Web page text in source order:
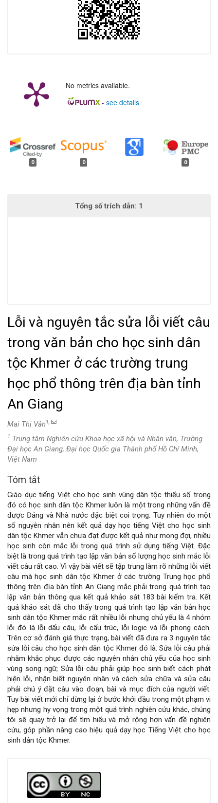
No metrics available.
- see details
0 0 0
Lỗi và nguyên tắc sửa lỗi viết câu
trong văn bản cho học sinh dân
tộc Khmer ở các trường trung
học phổ thông trên địa bàn tỉnh
An Giang
Mai Thị Vân1,
1 Trung tâm Nghiên cứu Khoa học xã hội và Nhân văn, Trường
Đại học An Giang, Đại học Quốc gia Thành phố Hồ Chí Minh,
Việt Nam
Nội
dung
chính
của
bài
viết
Tóm tắt
Giáo dục tiếng Việt cho học sinh vùng dân tộc thiểu số trong
đó có học sinh dân tộc Khmer luôn là một trong những vấn đề
được Đảng và Nhà nước đặc biệt coi trọng. Tuy nhiên do một
số nguyên nhân nên kết quả dạy học tiếng Việt cho học sinh
dân tộc Khmer vẫn chưa đạt được kết quả như mong đợi, nhiều
học sinh còn mắc lỗi trong quá trình sử dụng tiếng Việt. Đặc
biệt là trong quá trình tạo lập văn bản số lượng học sinh mắc lỗi
viết câu rất cao. Vì vậy bài viết sẽ tập trung làm rõ những lỗi viết
câu mà học sinh dân tộc Khmer ở các trường Trung học phổ
thông trên địa bàn tỉnh An Giang mắc phải trong quá trình tạo
lập văn bản thông qua kết quả khảo sát 183 bài kiểm tra. Kết
quả khảo sát đã cho thấy trong quá trình tạo lập văn bản học
sinh dân tộc Khmer mắc rất nhiều lỗi nhưng chủ yếu là 4 nhóm
lỗi đó là lỗi dấu câu, lỗi cấu trúc, lỗi logic và lỗi phong cách.
Trên cơ sở đánh giá thực trạng, bài viết đã đưa ra 3 nguyên tắc
sửa lỗi câu cho học sinh dân tộc Khmer đó là: Sửa lỗi câu phải
nhằm khắc phục được các nguyên nhân chủ yếu của học sinh
vùng song ngữ; Sửa lỗi câu phải giúp học sinh biết cách phát
hiện lỗi, nhận biết nguyên nhân và cách sửa chữa và sửa câu
phải chú ý đặt câu vào đoạn, bài và mục đích của người viết.
Tuy bài viết mới chỉ dừng lại ở bước khởi đầu trong một phạm vi
hẹp nhưng hy vọng trong một quá trình nghiên cứu khác, chúng
tôi sẽ quay trở lại để tìm hiểu và mở rộng hơn vấn đề nghiên
cứu, góp phần nâng cao hiệu quả dạy học Tiếng Việt cho học
sinh dân tộc Khmer.